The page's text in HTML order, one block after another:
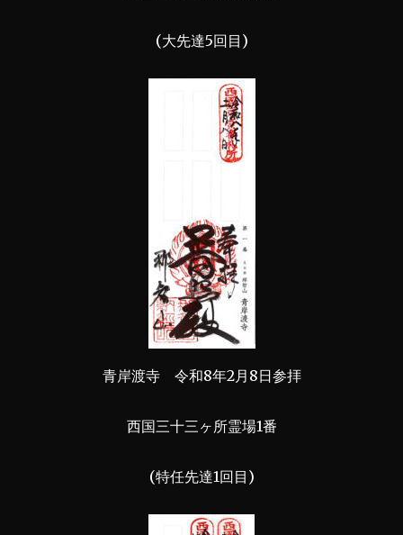
(大先達5回目)
青岸渡寺 令和8年2月8日参拝
西国三十三ヶ所霊場1番
(特任先達1回目)